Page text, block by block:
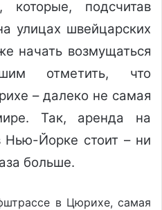
которые, подсчитав
улицах швейцарских
начать возмущаться
отметить, что
– далеко не самая
Так, аренда на
Йорке стоит – ни
больше.
в Цюрихе, самая